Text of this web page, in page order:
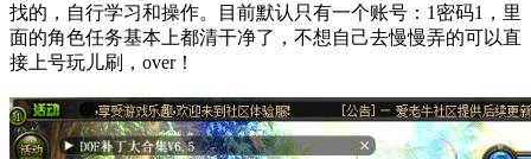
找的，自行学习和操作。目前默认只有一个账号：1密码1，里
面的角色任务基本上都清干净了，不想自己去慢慢弄的可以直
接上号玩儿刷，over！